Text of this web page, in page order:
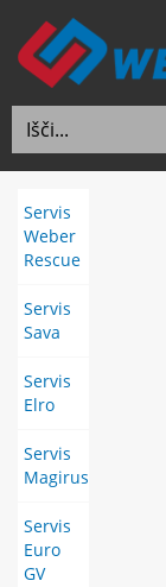
Servis
Weber
Rescue
Servis
Sava
Servis
Elro
Servis
Magirus
Servis
Euro
GV